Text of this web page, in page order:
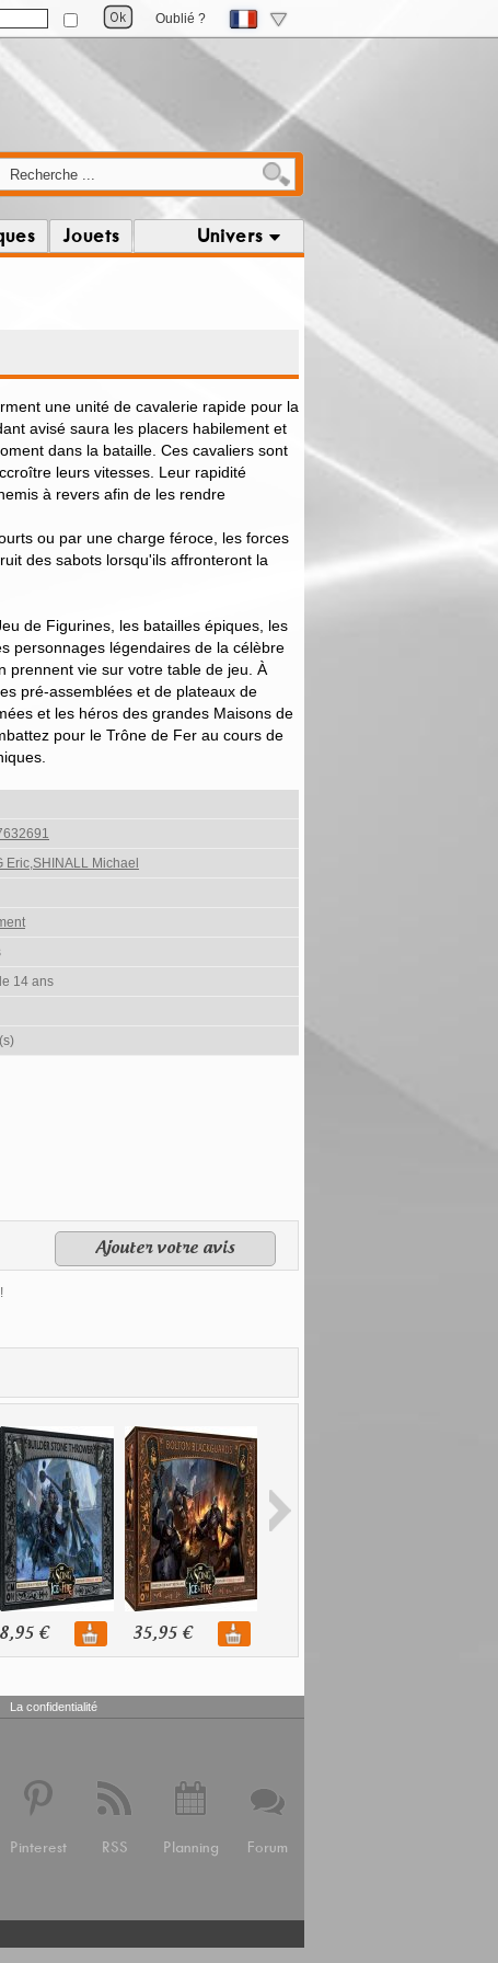
Oublié ?
Jouets Univers
une unité de cavalerie rapide pour la
avisé saura les placers habilement et
dans la bataille. Ces cavaliers sont
leurs vitesses. Leur rapidité
à revers afin de les rendre
ou par une charge féroce, les forces
des sabots lorsqu'ils affronteront la
de Figurines, les batailles épiques, les
personnages légendaires de la célèbre
prennent vie sur votre table de jeu. À
pré-assemblées et de plateaux de
et les héros des grandes Maisons de
pour le Trône de Fer au cours de
Eric,SHINALL Michael
14 ans
Ajouter votre avis
€ 35,95 €
La confidentialité
Pinterest RSS Planning Forum